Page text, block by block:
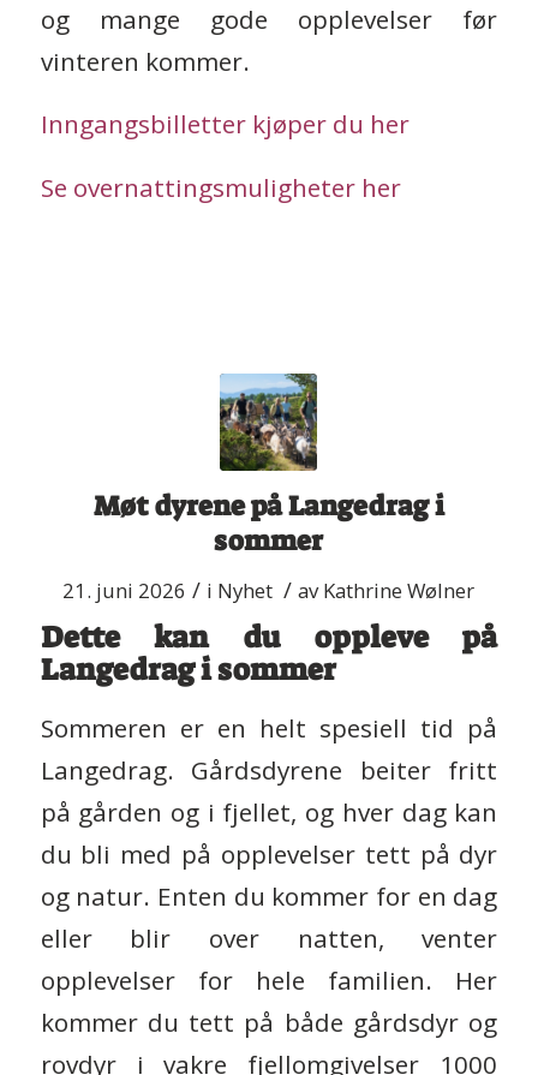
og mange gode opplevelser før
vinteren kommer.
Inngangsbilletter kjøper du her
Se overnattingsmuligheter her
Møt dyrene på Langedrag i
sommer
21. juni 2026 / i Nyhet / avKathrine Wølner
Dette kan du oppleve på
Langedrag i sommer
Sommeren er en helt spesiell tid på
Langedrag. Gårdsdyrene beiter fritt
på gården og i fjellet, og hver dag kan
du bli med på opplevelser tett på dyr
og natur. Enten du kommer for en dag
eller blir over natten, venter
opplevelser for hele familien. Her
kommer du tett på både gårdsdyr og
rovdyr i vakre fjellomgivelser 1000